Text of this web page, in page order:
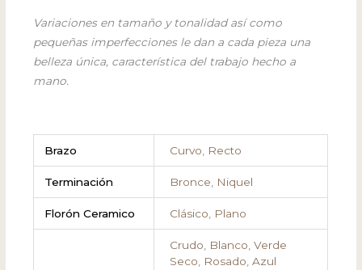
Variaciones en tamaño y tonalidad así como
pequeñas imperfecciones le dan a cada pieza una
belleza única, característica del trabajo hecho a
mano.
Brazo Curvo, Recto
Terminación Bronce, Niquel
Florón Ceramico Clásico, Plano
Crudo, Blanco, Verde
Seco, Rosado, Azul